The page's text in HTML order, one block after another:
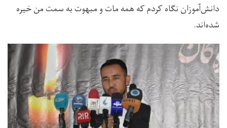
دانش‌آموزان نگاه کردم که همه مات و مبهوت به سمت من خیره
شده‌اند.